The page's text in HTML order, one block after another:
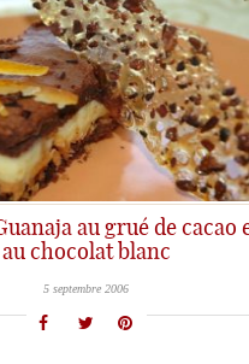
au grué de cacao
au chocolat blanc
5 septembre 2006